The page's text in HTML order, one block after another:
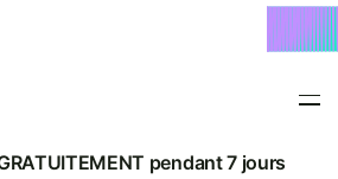
pendant 7 jours